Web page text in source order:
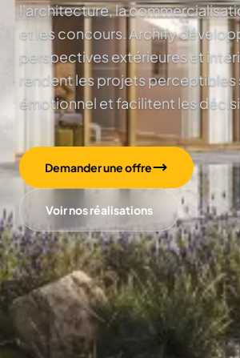
l'architecture, la
et les concours. Archify
perspectives extérieures et
rendent les projets perceptibles
émotionnel et facilitent les
Demander une offre
Voir nos réalisations